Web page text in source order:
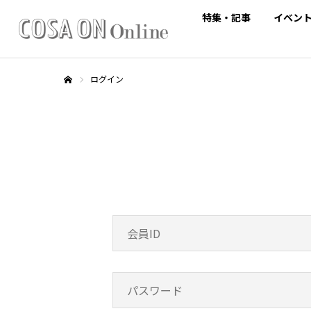
特集・記事 イベン
ログイン